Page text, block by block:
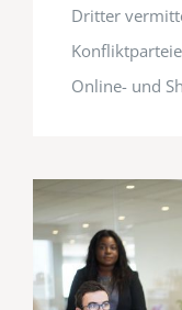
Dritter
Online- und